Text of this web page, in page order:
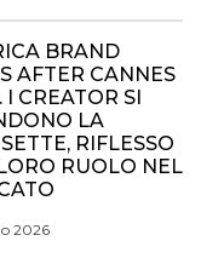
BRAND
AFTER CANNES
I CREATOR SI
LA
RIFLESSO
RUOLO NEL
2026